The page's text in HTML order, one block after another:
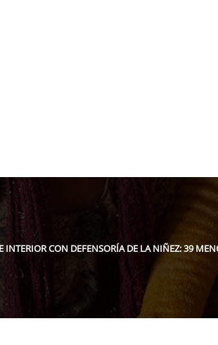
INTERIOR CON DEFENSORÍA DE LA NIÑEZ: 39